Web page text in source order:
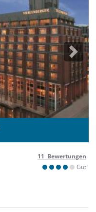
Next
11 Bewertungen
Gut